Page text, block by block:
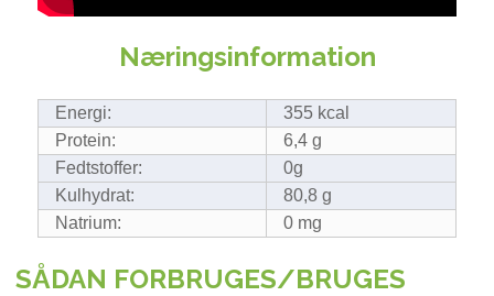
Næringsinformation
Energi:
355 kcal
Protein:
6,4 g
Fedtstoffer:
0g
Kulhydrat:
80,8 g
Natrium:
0 mg
SÅDAN FORBRUGES/BRUGES